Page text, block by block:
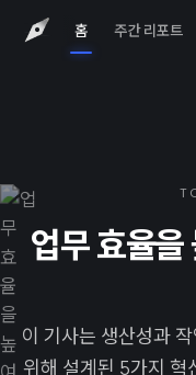
홈 주간 리포트
업무 효율
이 기사는 생산성과
위해 설계된 5가지 혁